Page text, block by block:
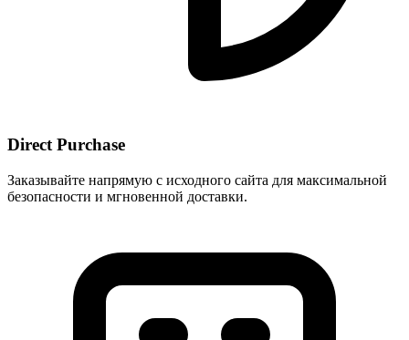
Direct Purchase
Заказывайте напрямую с исходного сайта для максимальной
безопасности и мгновенной доставки.